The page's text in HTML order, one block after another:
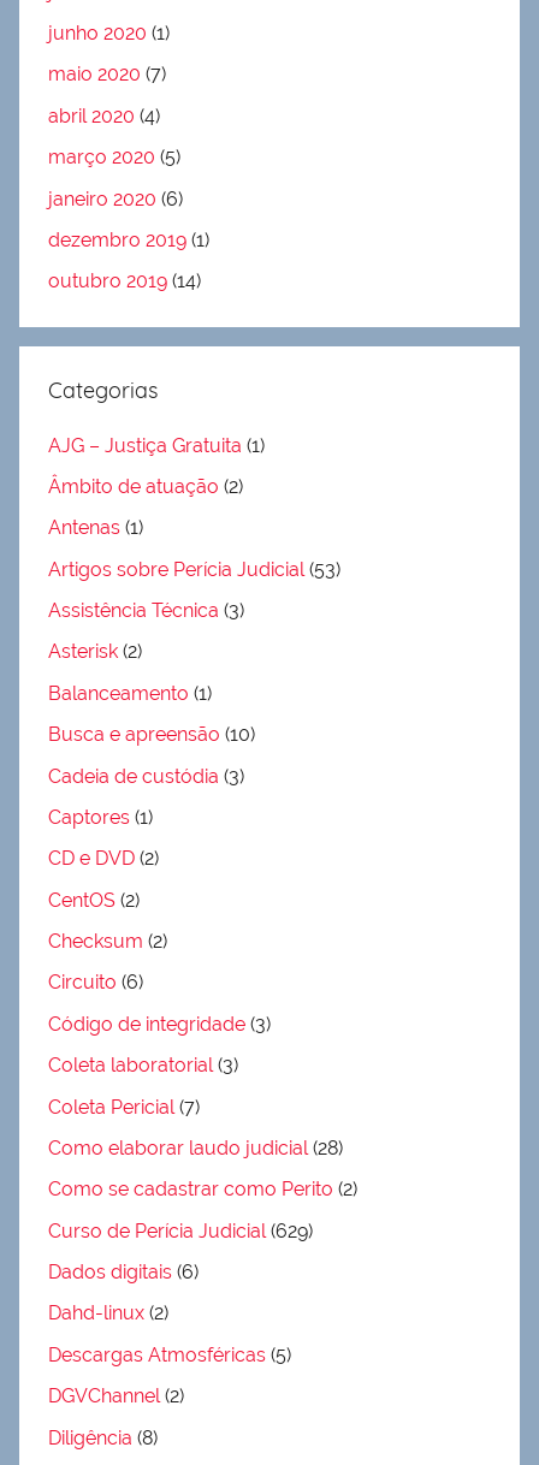
junho 2020 (1)
maio 2020 (7)
abril 2020 (4)
março 2020 (5)
janeiro 2020 (6)
dezembro 2019 (1)
outubro 2019 (14)
Categorias
AJG – Justiça Gratuita (1)
Âmbito de atuação (2)
Antenas (1)
Artigos sobre Perícia Judicial (53)
Assistência Técnica (3)
Asterisk (2)
Balanceamento (1)
Busca e apreensão (10)
Cadeia de custódia (3)
Captores (1)
CD e DVD (2)
CentOS (2)
Checksum (2)
Circuito (6)
Código de integridade (3)
Coleta laboratorial(3)
Coleta Pericial (7)
Como elaborar laudo judicial(28)
Como se cadastrar como Perito (2)
Curso de Perícia Judicial (629)
Dados digitais (6)
Dahd-linux (2)
Descargas Atmosféricas (5)
DGVChannel(2)
Diligência (8)